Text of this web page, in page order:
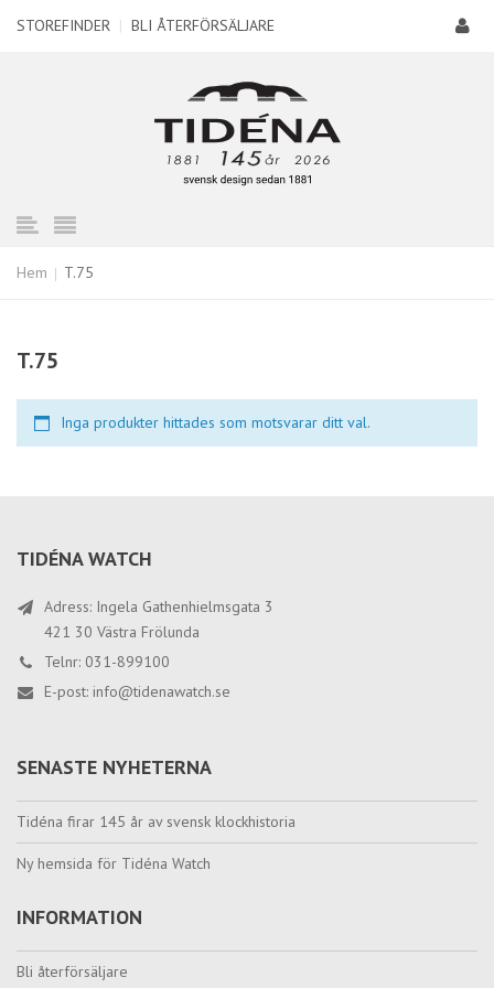
STOREFINDER | BLI ÅTERFÖRSÄLJARE
Hem T.75
T.75
Inga produkter hittades som motsvarar ditt val.
TIDÉNA WATCH
Adress: Ingela Gathenhielmsgata 3
421 30 Västra Frölunda
Telnr: 031-899100
E-post: info@tidenawatch.se
SENASTE NYHETERNA
Tidéna firar 145 år av svensk klockhistoria
Ny hemsida för Tidéna Watch
INFORMATION
Bli återförsäljare